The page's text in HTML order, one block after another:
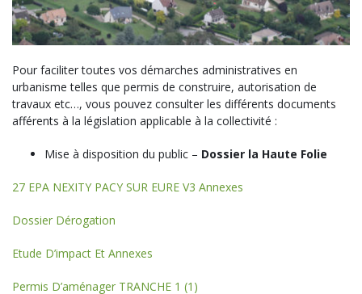
Pour faciliter toutes vos démarches administratives en
urbanisme telles que permis de construire, autorisation de
travaux etc…, vous pouvez consulter les différents documents
afférents à la législation applicable à la collectivité :
Mise à disposition du public – Dossier la Haute Folie
27 EPA NEXITY PACY SUR EURE V3 Annexes
Dossier Dérogation
Etude D’impact Et Annexes
Permis D’aménager TRANCHE 1 (1)